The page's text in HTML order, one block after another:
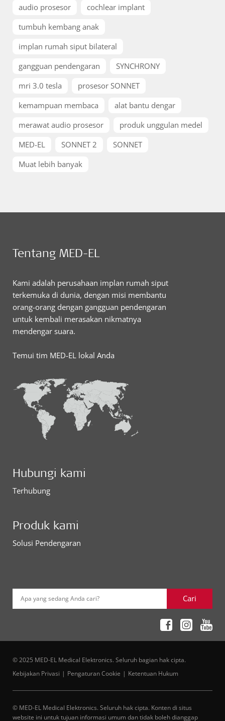
audio prosesor
cochlear implant
tumbuh kembang anak
implan rumah siput bilateral
gangguan pendengaran
SYNCHRONY
mri 3.0 tesla
prosesor SONNET
kemampuan membaca
alat bantu dengar
merawat audio prosesor
produk unggulan medel
MED-EL
SONNET 2
SONNET
Muat lebih banyak
Tentang MED-EL
Kami adalah perusahaan implan rumah siput
terkemuka di dunia, dengan misi membantu
orang-orang dengan gangguan pendengaran
untuk kembali merasakan nikmatnya
mendengar suara.
Temui tim MED-EL lokal Anda
Hubungi kami
Terhubung
Produk kami
Solusi Pendengaran
Apa yang sedang Anda cari? Cari
© 2025 MED-EL Medical Elektronics. Seluruh bagian hak cipta.
Kebijakan Privasi
Pengaturan Cookie Ketentuan Hukum
© MED-EL Medical Elektronics. Seluruh hak cipta. Konten di situs
website ini untuk tujuan informasi umum dan tidak boleh dianggap